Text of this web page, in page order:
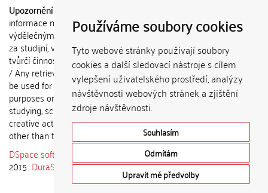
Používáme soubory cookies
Tyto webové stránky používají soubory
cookies a další sledovací nástroje s cílem
vylepšení uživatelského prostředí, analýzy
návštěvnosti webových stránek a zjištění
zdroje návštěvnosti.
Souhlasím
Odmítám
Upravit mé předvolby
Upozornění / Notice:
informace nemohou být použity k
výdělečným účelům nebo vydávány
za studijní, vědeckou nebo jinou
tvůrčí činnost jiné osoby než autora.
/ Any retrieved information shall not
be used for any commercial
purposes or claimed as results of
studying, scientific or any other
creative activities of any person
other than the author.
DSpace software
copyright © 2002-
2015 DuraSpace